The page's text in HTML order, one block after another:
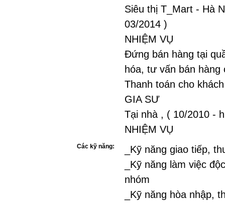
Siêu thị T_Mart - Hà
03/2014 )
NHIỆM VỤ
Đứng bán hàng tại
hóa, tư vấn bán hàng
Thanh toán cho
GIA SƯ
Tại nhà , ( 10/2010 -
NHIỆM VỤ
Các kỹ năng:
_Kỹ năng giao tiếp,
_Kỹ năng làm việc
nhóm
_Kỹ năng hòa nhập,